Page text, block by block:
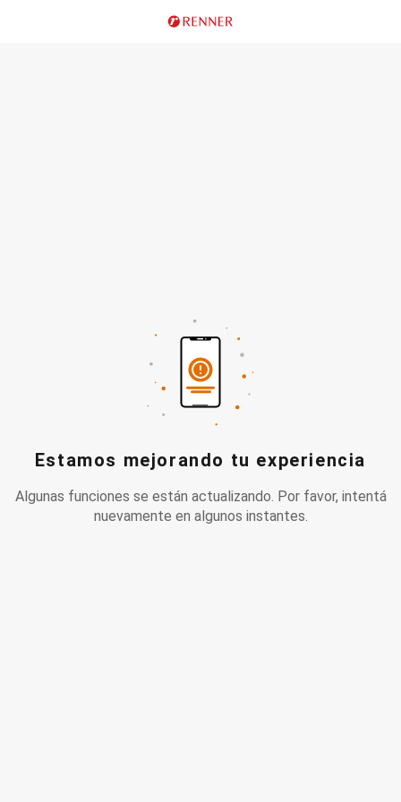
Estamos mejorando tu experiencia
Algunas funciones se están actualizando. Por favor, intentá
nuevamente en algunos instantes.